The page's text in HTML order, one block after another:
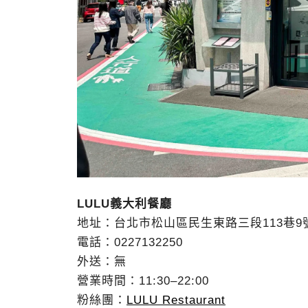
LULU義大利餐廳
地址：台北市松山區民生東路三段113巷9
電話：0227132250
外送：無
營業時間：11:30–22:00
粉絲團： LULU Restaurant